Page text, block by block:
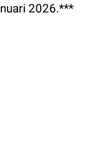
2026.***